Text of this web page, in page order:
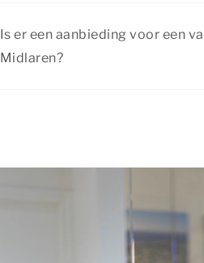
Is er een aanbieding voor een
Midlaren?